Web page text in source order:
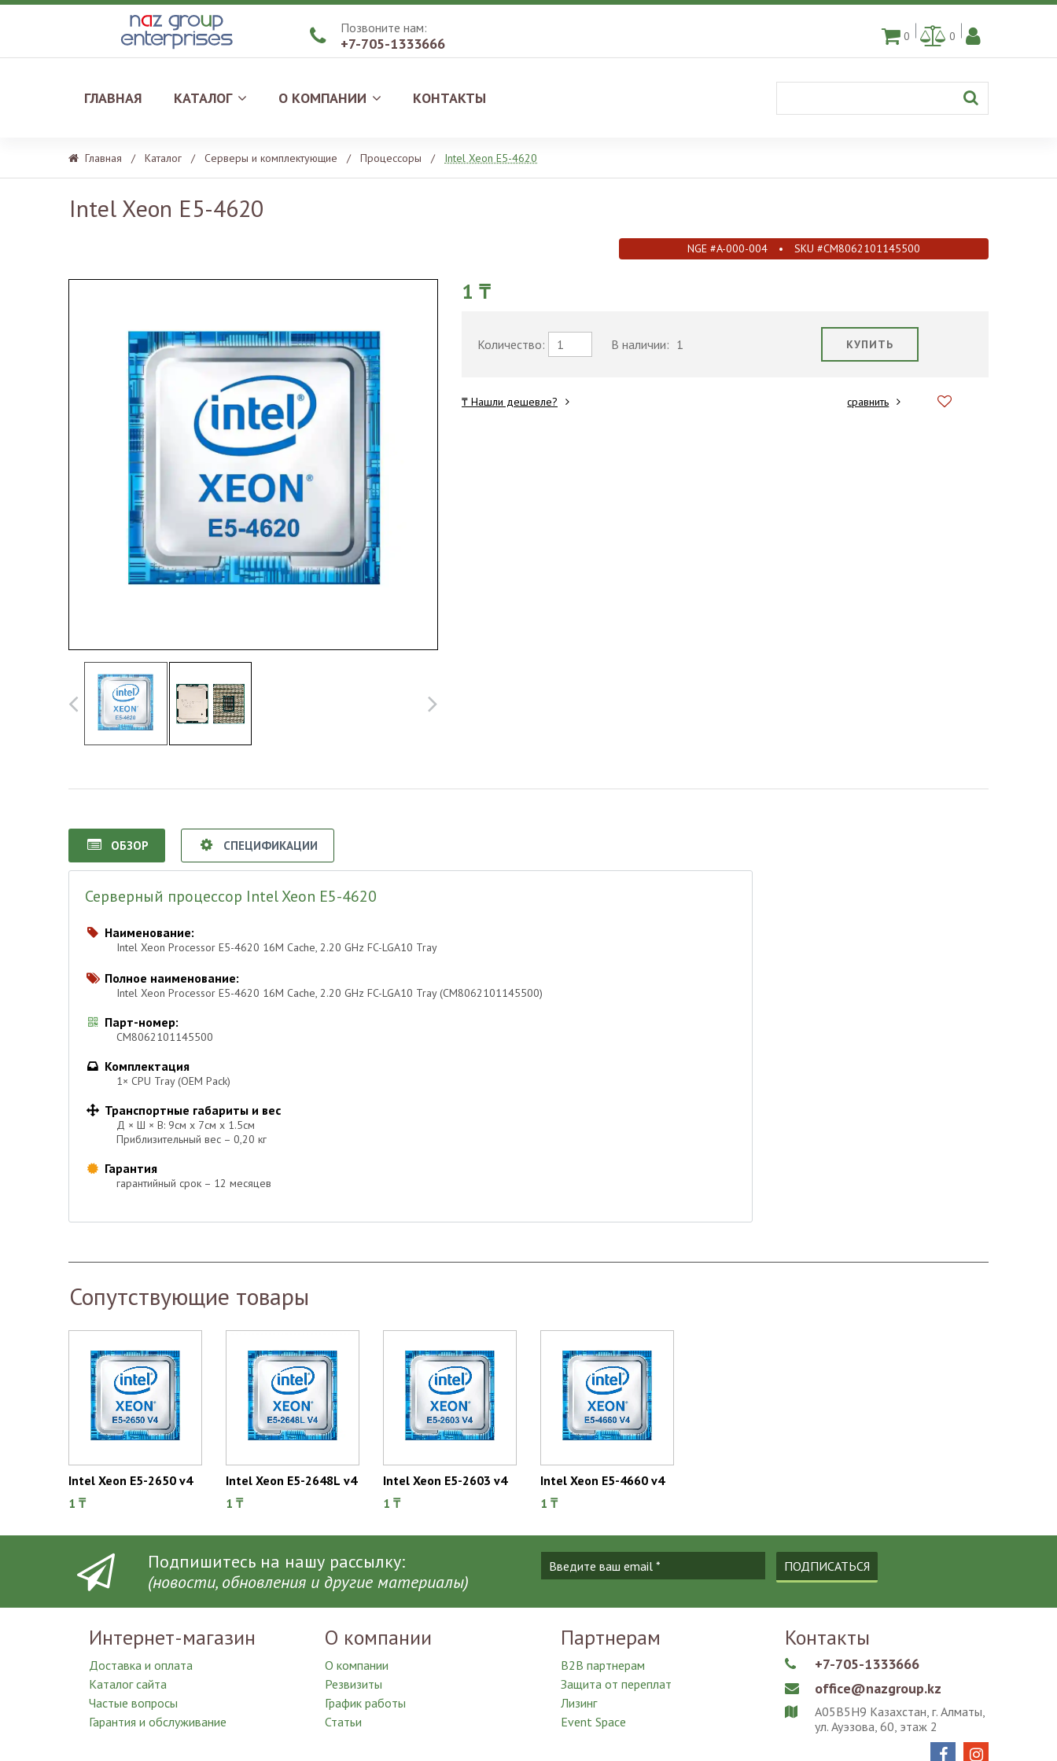
 Позвоните нам:
+7-705-1333666 0 0
ГЛАВНАЯ КАТАЛОГ О КОМПАНИИ КОНТАКТЫ
Главная / Каталог / Серверы и комплектующие / Процессоры / Intel Xeon E5-4620
Intel Xeon E5-4620
NGE #A-000-004 • SKU #CM8062101145500
1 ₸
Количество: В наличии: 1 КУПИТЬ
₸ Нашли дешевле? сравнить
ОБЗОР СПЕЦИФИКАЦИИ
Серверный процессор Intel Xeon E5-4620
 Наименование:
Intel Xeon Processor E5-4620 16M Cache, 2.20 GHz FC-LGA10 Tray
 Полное наименование:
Intel Xeon Processor E5-4620 16M Cache, 2.20 GHz FC-LGA10 Tray (CM8062101145500)
 Парт-номер:
CM8062101145500
 Комплектация
1× CPU Tray (OEM Pack)
 Транспортные габариты и вес
Д × Ш × В: 9см х 7см х 1.5см
Приблизительный вес – 0,20 кг
 Гарантия
гарантийный срок – 12 месяцев
Сопутствующие товары
Intel Xeon E5-2650 v4
1 ₸
Intel Xeon E5-2648L v4
1 ₸
Intel Xeon E5-2603 v4
1 ₸
Intel Xeon E5-4660 v4
1 ₸

Подпишитесь на нашу рассылку:
(новости, обновления и другие материалы)
ПОДПИСАТЬСЯ
Интернет-магазин
Доставка и оплата
Каталог сайта
Частые вопросы
Гарантия и обслуживание
О компании
О компании
Резвизиты
График работы
Статьи
Партнерам
B2B партнерам
Защита от переплат
Лизинг
Event Space
Контакты
 +7-705-1333666
 office@nazgroup.kz

A05B5H9 Казахстан, г. Алматы,
ул. Ауэзова, 60, этаж 2

